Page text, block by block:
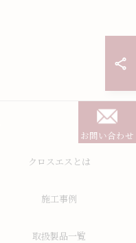
お問い合わせ
クロスエスとは
施工事例
取扱製品一覧